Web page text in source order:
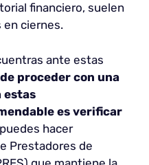
financiero, suelen
en ciernes.
ante estas
proceder con una
estas
es verificar
hacer
Prestadores de